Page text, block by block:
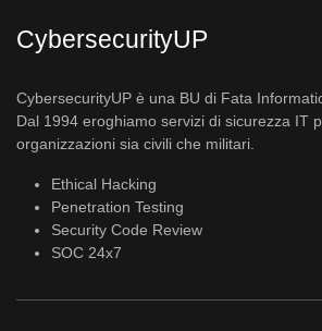
CybersecurityUP
CybersecurityUP è una BU di Fata
Dal 1994 eroghiamo servizi di sicurezza IT
organizzazioni sia civili che militari.
Ethical Hacking
Penetration Testing
Security Code Review
SOC 24x7